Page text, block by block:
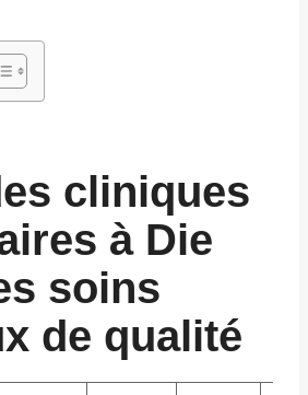
cliniques
à Die
soins
de qualité